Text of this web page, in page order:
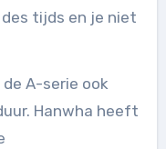
tijds en je niet
A-serie ook
Hanwha heeft